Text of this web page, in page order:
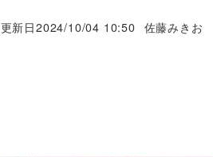
更新日2024/10/04 10:50 著
佐藤みきお